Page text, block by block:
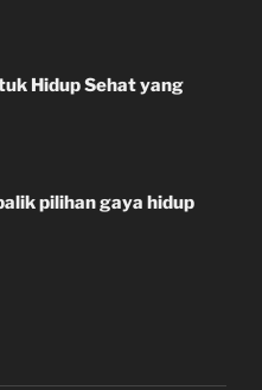
Hidup Sehat yang
pilihan gaya hidup